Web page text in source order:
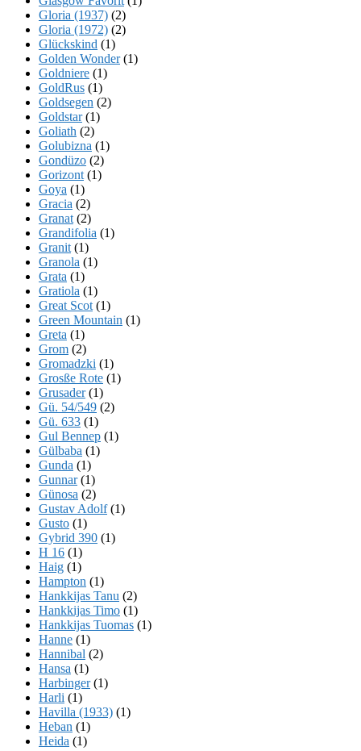
Gloria (1937) (2)
Gloria (1972) (2)
Glückskind (1)
Golden Wonder(1)
Goldniere (1)
GoldRus (1)
Goldsegen (2)
Goldstar(1)
Goliath (2)
Golubizna (1)
Gondüzo (2)
Gorizont (1)
Goya (1)
Gracia (2)
Granat (2)
Grandifolia (1)
Granit (1)
Granola (1)
Grata (1)
Gratiola (1)
Great Scot (1)
Green Mountain (1)
Greta (1)
Grom (2)
Gromadzki (1)
Grosße Rote (1)
Grusader(1)
Gü. 54/549 (2)
Gü. 633 (1)
Gul Bennep (1)
Gülbaba (1)
Gunda (1)
Gunnar(1)
Günosa (2)
Gustav Adolf(1)
Gusto (1)
Gybrid 390 (1)
H 16 (1)
Haig (1)
Hampton (1)
Hankkijas Tanu (2)
Hankkijas Timo (1)
Hankkijas Tuomas (1)
Hanne (1)
Hannibal (2)
Hansa (1)
Harbinger(1)
Harli (1)
Havilla (1933) (1)
Heban (1)
Heida (1)